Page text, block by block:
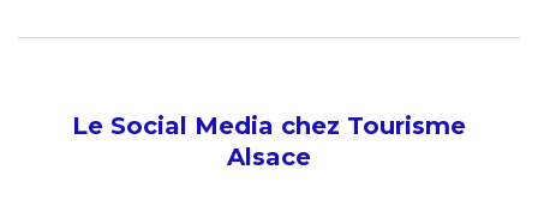
Le Social Media chez Tourisme
Alsace